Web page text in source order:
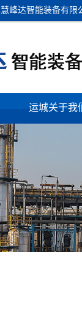
峰达智能装备有限
运城关于我